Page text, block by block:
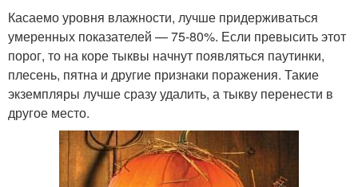
Касаемо уровня влажности, лучше придерживаться
умеренных показателей — 75-80%. Если превысить этот
порог, то на коре тыквы начнут появляться паутинки,
плесень, пятна и другие признаки поражения. Такие
экземпляры лучше сразу удалить, а тыкву перенести в
другое место.